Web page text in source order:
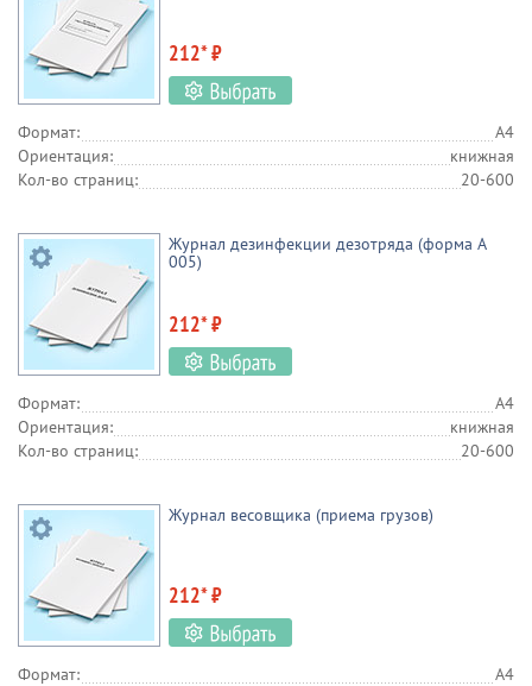
212* ₽
Формат:
А4
Ориентация:
книжная
Кол-во страниц:
20-600
Журнал дезинфекции дезотряда (форма А
005)
212* ₽
Формат:
А4
Ориентация:
книжная
Кол-во страниц:
20-600
Журнал весовщика (приема грузов)
212* ₽
Формат:
А4